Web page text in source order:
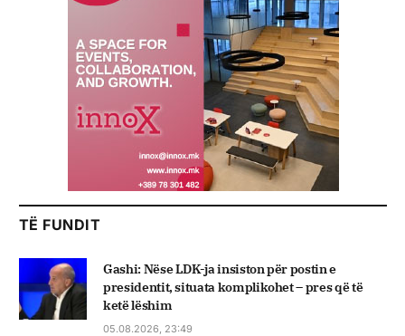
TË FUNDIT
Gashi: Nëse LDK-ja insiston për postin e
presidentit, situata komplikohet – pres që të
ketë lëshim
05.08.2026, 23:49